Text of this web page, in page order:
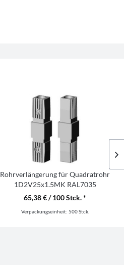
Rohrverlängerung für Quadratrohr
1D2V25x1.5MK RAL7035
65,38 € / 100 Stck. *
Verpackungseinheit: 500 Stck.